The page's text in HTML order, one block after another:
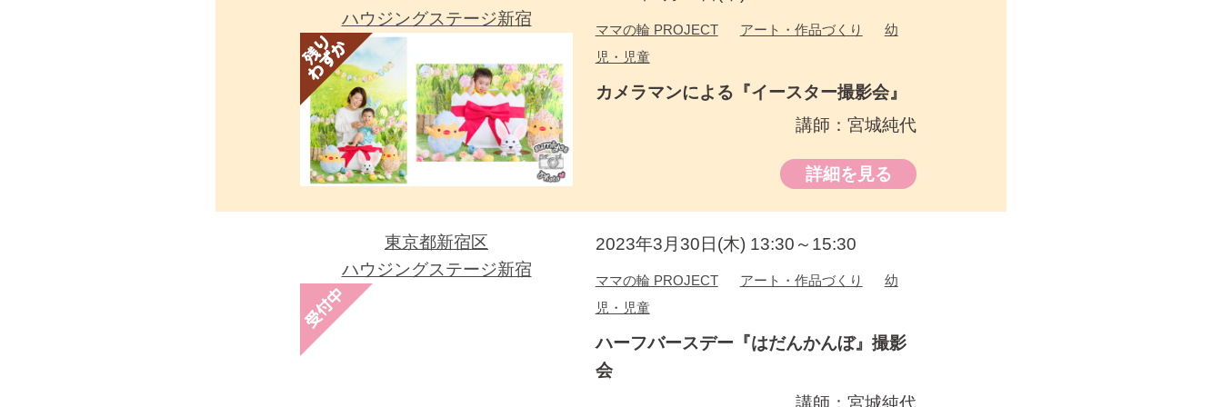
ハウジングステージ新宿
ママの輪 PROJECT アート・作品づくり
幼
児・児童
カメラマンによる『イースター撮影会』
講師：宮城純代
詳細を見る
東京都新宿区
ハウジングステージ新宿
2023年3月30日(木) 13:30～15:30
ママの輪 PROJECT アート・作品づくり
幼
児・児童
ハーフバースデー『はだんかんぼ』撮影
会
講師：宮城純代